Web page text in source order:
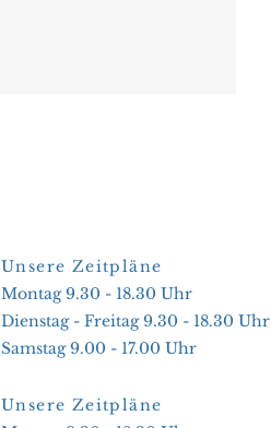
Unsere Zeitpläne
Montag 9.30 - 18.30 Uhr
Dienstag - Freitag 9.30 - 18.30 Uhr
Samstag 9.00 - 17.00 Uhr
Unsere Zeitpläne